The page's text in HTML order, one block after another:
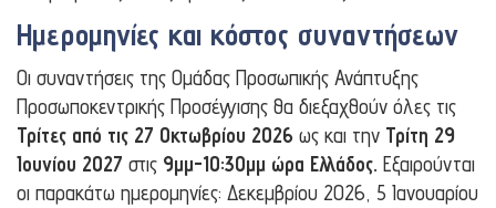
Ημερομηνίες και κόστος συναντήσεων
Οι συναντήσεις της Ομάδας Προσωπικής Ανάπτυξης
Προσωποκεντρικής Προσέγγισης θα διεξαχθούν όλες τις
Τρίτες από τις 27 Οκτωβρίου 2026 ως και την Τρίτη 29
Ιουνίου 2027 στις 9μμ-10:30μμ ώρα Ελλάδος. Εξαιρούνται
οι παρακάτω ημερομηνίες: Δεκεμβρίου 2026, 5 Ιανουαρίου